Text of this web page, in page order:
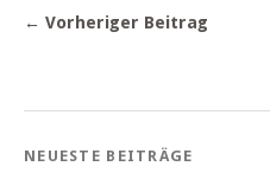
← Vorheriger Beitrag
NEUESTE BEITRÄGE